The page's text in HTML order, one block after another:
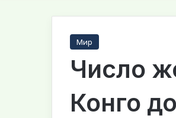
Мир
Число
Конго